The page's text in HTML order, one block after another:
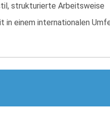
strukturierte Arbeitsweise
in einem internationalen